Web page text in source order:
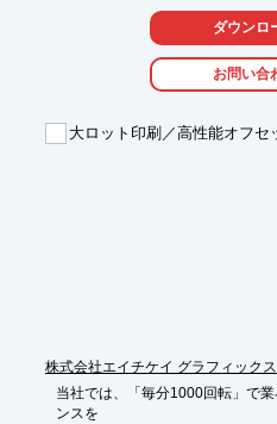
・当社製品を含め、国内外の主
・平均１５００時間と長寿命で
ただし保証期間内でも、通常使
・オゾンレスタイプも対応可能で
※詳しくはカタログダウンロード
ダウンロ
お問い合
大ロット印刷／高性能オフセ
株式会社エイチケイ グラフィックス
当社では、「毎分1000回転」で
ンスを